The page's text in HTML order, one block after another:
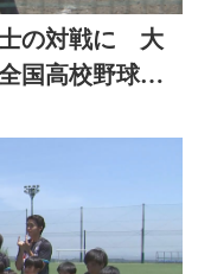
士の対戦に 大
国高校野球選